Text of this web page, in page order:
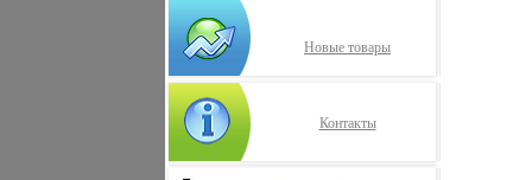
Новые товары
Контакты